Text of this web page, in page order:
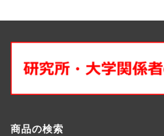
商品の検索